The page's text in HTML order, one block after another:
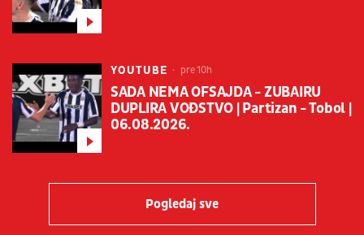
YOUTUBE pre 10h
SADA NEMA OFSAJDA - ZUBAIRU
DUPLIRA VOĐSTVO | Partizan - Tobol |
06.08.2026.
Pogledaj sve